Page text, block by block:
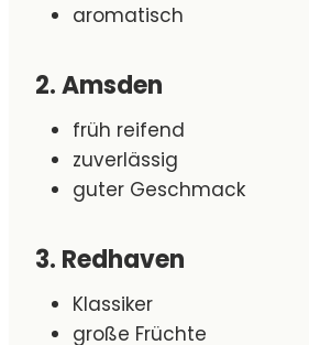
aromatisch
2. Amsden
früh reifend
zuverlässig
guter Geschmack
3. Redhaven
Klassiker
große Früchte